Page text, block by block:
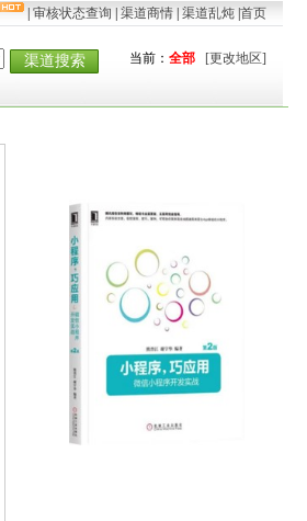
审核状态查询 渠道商情 渠道乱炖 首页
渠道搜索 当前： 全部 [更改地区]